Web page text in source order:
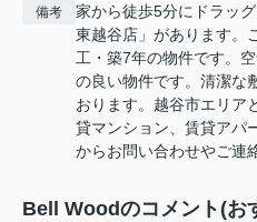
備考
家から徒歩5分にドラッ
東越谷店」があります。
工・築7年の物件です。
の良い物件です。清潔な
おります。越谷市エリア
貸マンション、賃貸アパ
からお問い合わせやご連
Bell Woodのコメント(お